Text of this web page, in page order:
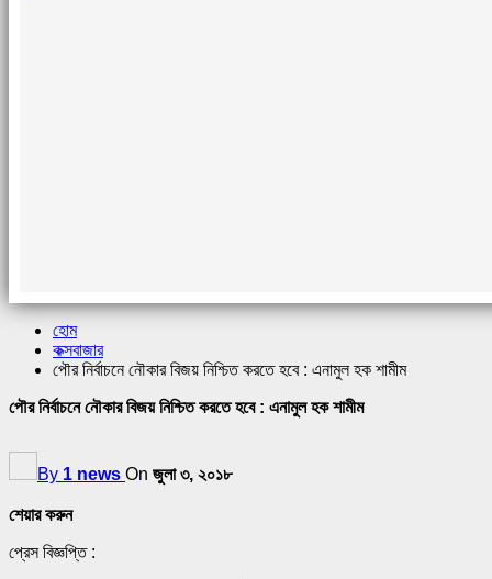
হোম
কক্সবাজার
পৌর নির্বাচনে নৌকার বিজয় নিশ্চিত করতে হবে : এনামুল হক শামীম
পৌর নির্বাচনে নৌকার বিজয় নিশ্চিত করতে হবে : এনামুল হক শামীম
By 1 news On জুলা ৩, ২০১৮
শেয়ার করুন
প্রেস বিজ্ঞপ্তি :